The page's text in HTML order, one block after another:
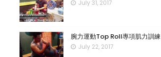
July 31, 2017
腕力運動Top Roll專項肌力訓練
July 22, 2017